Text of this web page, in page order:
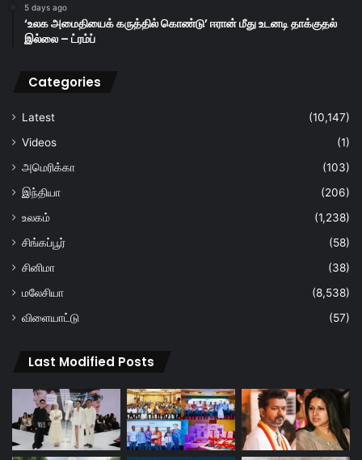
5 days ago
‘உலக அமைதியைக் கருத்தில் கொண்டு’ ஈரான் மீது உடனடி தாக்குதல்
இல்லை – ட்ரம்ப்
Categories
Latest
(10,147)
Videos
(1)
அமெரிக்கா
(103)
இந்தியா
(206)
உலகம்
(1,238)
சிங்கப்பூர்
(58)
சினிமா
(38)
மலேசியா
(8,538)
விளையாட்டு
(57)
Last Modified Posts